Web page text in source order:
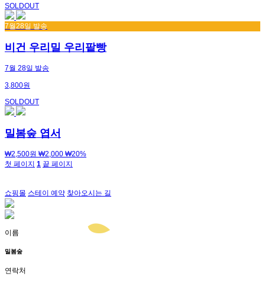
SOLDOUT
7월28일 발송
비건 우리밀 우리팥빵
7월 28일 발송
3,800원
SOLDOUT
밀봄숲 엽서
₩2,500원 ₩2,000 ₩20%
첫 페이지 1 끝 페이지
쇼핑몰 스테이 예약 찾아오시는 길
이름
밀봄숲
연락처